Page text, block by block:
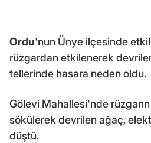
Ordu'nun Ünye ilçesinde
rüzgardan etkilenerek
tellerinde hasara neden oldu.
Gölevi Mahallesi'nde
sökülerek devrilen ağaç,
düştü.